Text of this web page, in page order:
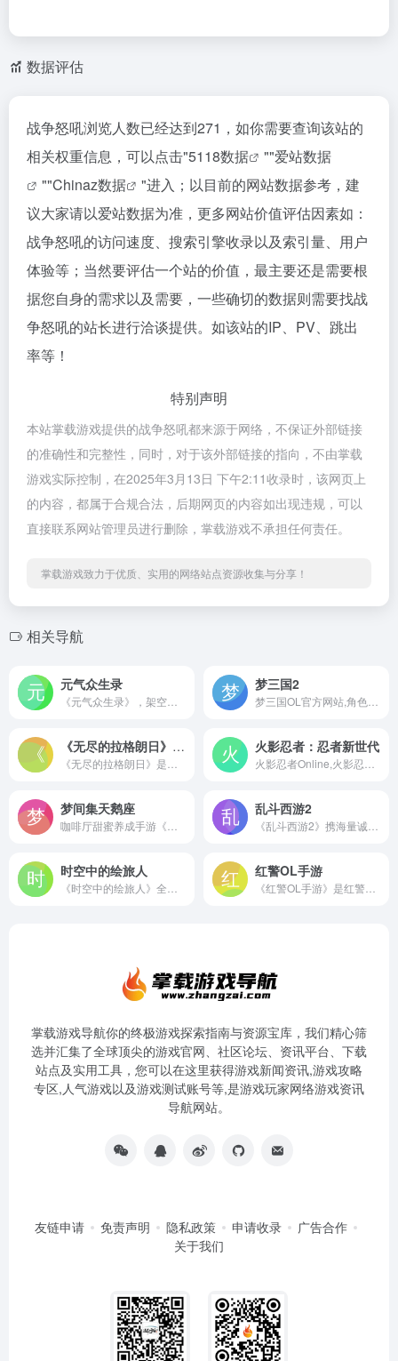
数据评估
战争怒吼浏览人数已经达到271，如你需要查询该站的
相关权重信息，可以点击"5118数据 ""爱站数据
""Chinaz数据
"进入；以目前的网站数据参考，建
议大家请以爱站数据为准，更多网站价值评估因素如：
战争怒吼的访问速度、搜索引擎收录以及索引量、用户
体验等；当然要评估一个站的价值，最主要还是需要根
据您自身的需求以及需要，一些确切的数据则需要找战
争怒吼的站长进行洽谈提供。如该站的IP、PV、跳出
率等！
特别声明
本站掌载游戏提供的战争怒吼都来源于网络，不保证外部链接
的准确性和完整性，同时，对于该外部链接的指向，不由掌载
游戏实际控制，在2025年3月13日 下午2:11收录时，该网页上
的内容，都属于合规合法，后期网页的内容如出现违规，可以
直接联系网站管理员进行删除，掌载游戏不承担任何责任。
掌载游戏致力于优质、实用的网络站点资源收集与分享！
相关导航
元气众生录 梦三国2
《无尽的拉格朗日》官方网站 火影忍者：忍者新世代
梦间集天鹅座 乱斗西游2
时空中的绘旅人 红警OL手游
掌载游戏导航你的终极游戏探索指南与资源宝库，我们精心筛
选并汇集了全球顶尖的游戏官网、社区论坛、资讯平台、下载
站点及实用工具，您可以在这里获得游戏新闻资讯,游戏攻略
专区,人气游戏以及游戏测试账号等,是游戏玩家网络游戏资讯
导航网站。
友链申请 免责声明 隐私政策 申请收录
广告合作
关于我们